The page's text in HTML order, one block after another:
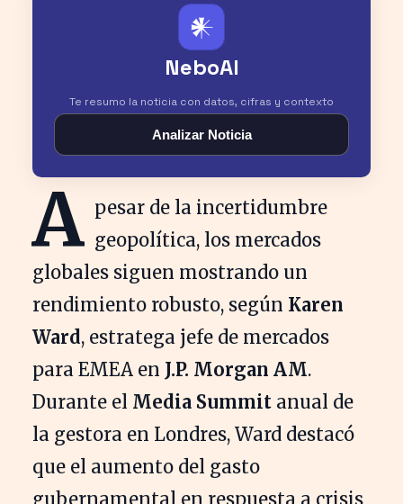
𒀭
NeboAI
Te resumo la noticia con datos, cifras y contexto
Analizar Noticia
A pesar de la incertidumbre
geopolítica, los mercados
globales siguen mostrando un
rendimiento robusto, según Karen
Ward, estratega jefe de mercados
para EMEA en J.P. Morgan AM.
Durante el Media Summit anual de
la gestora en Londres, Ward destacó
que el aumento del gasto
gubernamental en respuesta a crisis